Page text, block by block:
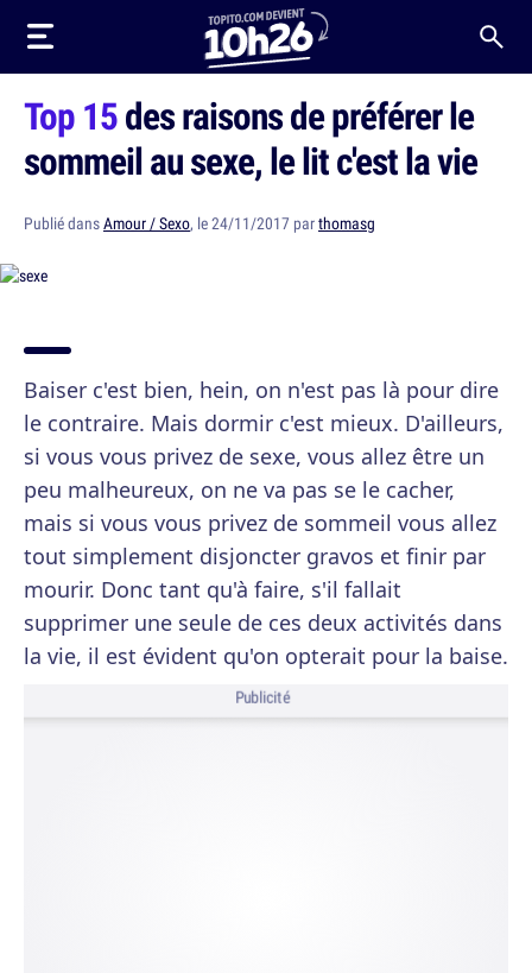
Top 15des raisons de préférer le
sommeil au sexe, le lit c'est la vie
Publié dansAmour / Sexo, le 24/11/2017 parthomasg
Baiser c'est bien, hein, on n'est pas là pour dire
le contraire. Mais dormir c'est mieux. D'ailleurs,
si vous vous privez de sexe, vous allez être un
peu malheureux, on ne va pas se le cacher,
mais si vous vous privez de sommeil vous allez
tout simplement disjoncter gravos et finir par
mourir. Donc tant qu'à faire, s'il fallait
supprimer une seule de ces deux activités dans
la vie, il est évident qu'on opterait pour la baise.
Publicité